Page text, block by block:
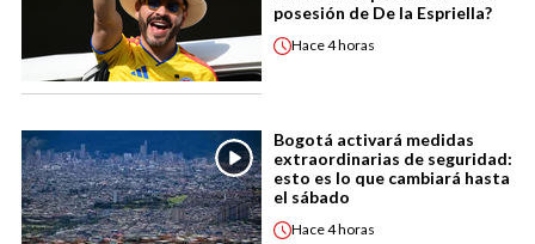
posesión de De la Espriella?
Hace4 horas
Bogotá activará medidas
extraordinarias de seguridad:
esto es lo que cambiará hasta
el sábado
Hace4 horas